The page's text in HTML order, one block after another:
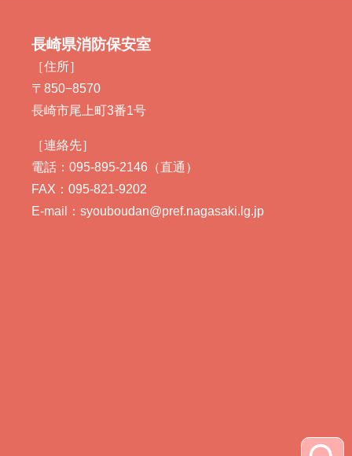
長崎県消防保安室
［住所］
〒850−8570
長崎市尾上町3番1号
［連絡先］
電話：095-895-2146（直通）
FAX：095-821-9202
E-mail：syouboudan@pref.nagasaki.lg.jp